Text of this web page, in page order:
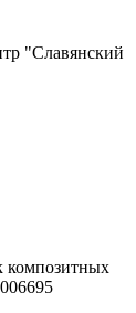
"Славянский